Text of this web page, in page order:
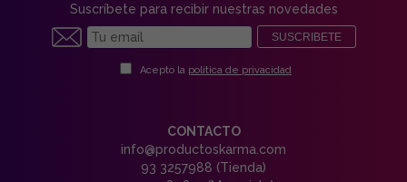
Suscríbete para recibir nuestras novedades
SUSCRIBETE
Acepto la política de privacidad
CONTACTO
info@productoskarma.com
93 3257988 (Tienda)